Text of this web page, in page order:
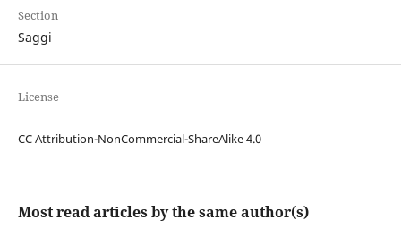
Section
Saggi
License
CC Attribution-NonCommercial-ShareAlike 4.0
Most read articles by the same author(s)